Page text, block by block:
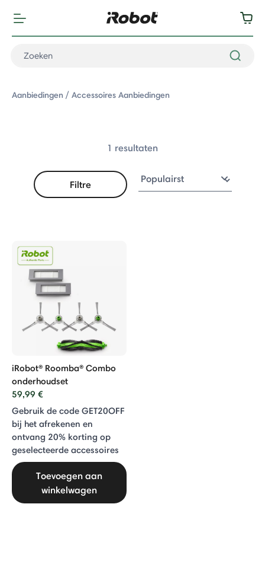
Aanbiedingen Accessoires Aanbiedingen
1 resultaten
Filtre
iRobot® Roomba® Combo
onderhoudset
59,99 €
Gebruik de code GET20OFF
bij het afrekenen en
ontvang 20% ​​korting op
geselecteerde accessoires
Toevoegen aan
winkelwagen